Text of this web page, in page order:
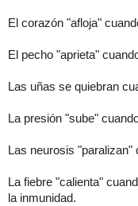
El corazón "afloja"
El pecho "aprieta"
Las uñas se quiebran
La presión "sube"
Las neurosis "paralizan"
La fiebre "calienta"
la inmunidad.